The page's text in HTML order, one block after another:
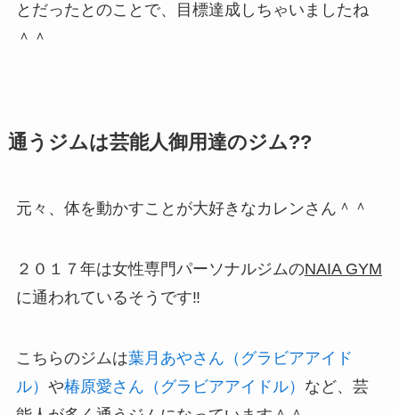
とだったとのことで、目標達成しちゃいましたね
＾＾
通うジムは芸能人御用達のジム??
元々、体を動かすことが大好きなカレンさん＾＾
２０１７年は女性専門パーソナルジムのNAIA GYM
に通われているそうです‼
こちらのジムは葉月あやさん（グラビアアイド
ル） や椿原愛さん（グラビアアイドル） など、芸